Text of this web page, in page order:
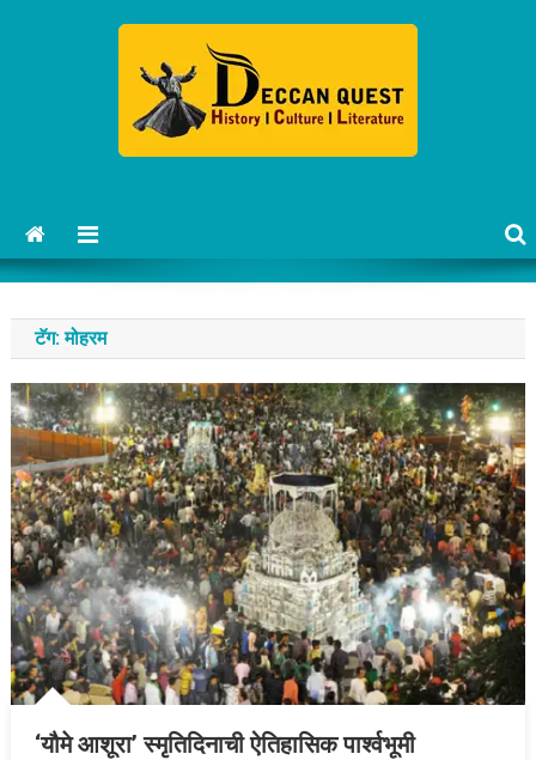
टॅग:मोहरम
‘यौमे आशूरा’ स्मृतिदिनाची ऐतिहासिक पार्श्वभूमी